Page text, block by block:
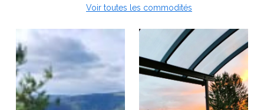
Voir toutes les commodités